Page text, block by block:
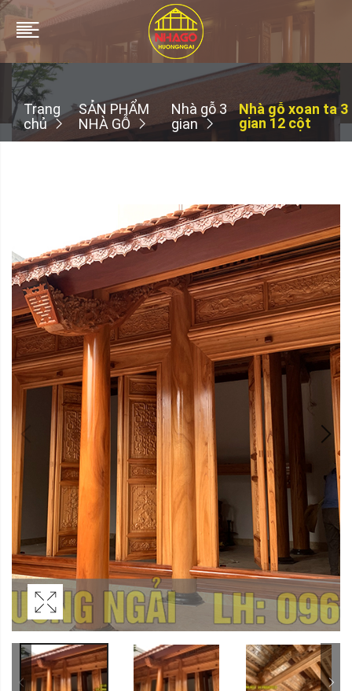
Trang
chủ
SẢN PHẨM
NHÀ GỖ
Nhà gỗ 3
gian
Nhà gỗ xoan ta 3
gian 12 cột